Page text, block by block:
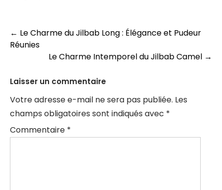
Navigation
des
← Le Charme du Jilbab Long : Élégance et Pudeur
Réunies
Le Charme Intemporel du Jilbab Camel →
Laisser un commentaire
Votre adresse e-mail ne sera pas publiée. Les
champs obligatoires sont indiqués avec *
Commentaire *